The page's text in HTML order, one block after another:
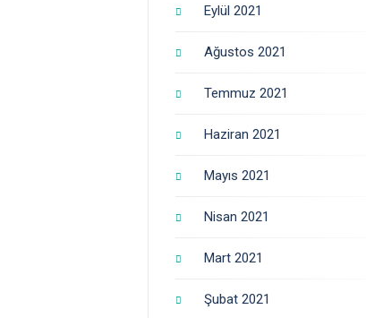
Eylül 2021
Ağustos 2021
Temmuz 2021
Haziran 2021
Mayıs 2021
Nisan 2021
Mart 2021
Şubat 2021